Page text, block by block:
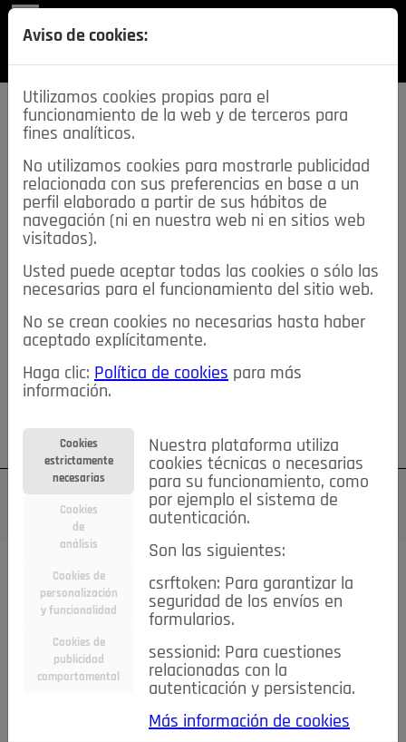
SECCIONES
descarga esta
REVISTA
≡NOTICIAS
NOTICIAS SERVICIOS DE INTERÉS
TABLÓN DE ANUNCIOS MIS ANUNCIOS CONTACTO
NOSOTROS
Su cuenta Regístrese ¿Olvidó su contraseña?
TODAS Deporte Bicicletas Deportes y Ocio
Electrodomésticos
Niños y Bebés Inmobiliaria Construcción y Reformas
Moda Accesorios Ropa Motor
Motor y Accesorios Motos Ocio
Aviso de cookies:
Utilizamos cookies propias para el
funcionamiento de la web y de terceros para
fines analíticos.
No utilizamos cookies para mostrarle publicidad
relacionada con sus preferencias en base a un
perfil elaborado a partir de sus hábitos de
navegación (ni en nuestra web ni en sitios web
visitados).
Usted puede aceptar todas las cookies o sólo las
necesarias para el funcionamiento del sitio web.
No se crean cookies no necesarias hasta haber
aceptado explícitamente.
Haga clic: Política de cookies para más
información.
Cookies
estrictamente
necesarias
Cookies
de
análisis
Cookies de
personalización
y funcionalidad
Cookies de
publicidad
comportamental
Nuestra plataforma utiliza
cookies técnicas o necesarias
para su funcionamiento, como
por ejemplo el sistema de
autenticación.
Son las siguientes:
csrftoken: Para garantizar la
seguridad de los envíos en
formularios.
sessionid: Para cuestiones
relacionadas con la
autenticación y persistencia.
Más información de cookies